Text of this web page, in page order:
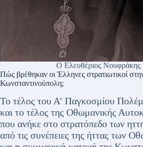
Ο Ελευθέριος Νουφράκης
Πώς βρέθηκαν οι Έλληνες στρατιωτικοί
Κωνσταντινούπολη;
Το τέλος του Α’ Παγκοσμίου
και το τέλος της Οθωμανικής
που ανήκε στο στρατόπεδο των
από τις συνέπειες της ήττας των